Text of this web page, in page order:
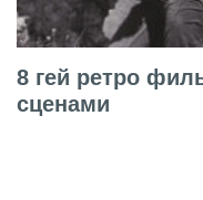
8 гей ретро
сценами